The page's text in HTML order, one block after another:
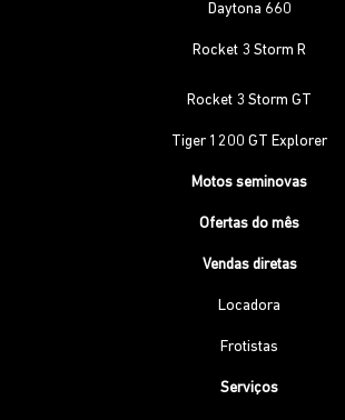
Daytona 660
Rocket 3 Storm R
Rocket 3 Storm GT
Tiger 1200 GT Explorer
Motos seminovas
Ofertas do mês
Vendas diretas
Locadora
Frotistas
Serviços